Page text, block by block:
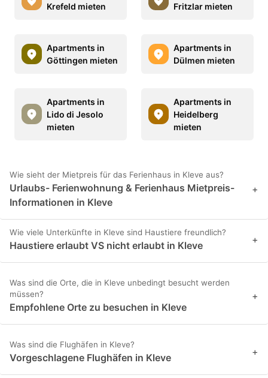
Krefeld mieten
Fritzlar mieten
Apartments in
Göttingen mieten
Apartments in
Dülmen mieten
Apartments in
Lido di Jesolo
mieten
Apartments in
Heidelberg
mieten
Wie sieht der Mietpreis für das Ferienhaus in Kleve aus?
Urlaubs- Ferienwohnung & Ferienhaus Mietpreis-
Informationen in Kleve
+
Wie viele Unterkünfte in Kleve sind Haustiere freundlich?
Haustiere erlaubt VS nicht erlaubt in Kleve +
Was sind die Orte, die in Kleve unbedingt besucht werden
müssen?
Empfohlene Orte zu besuchen in Kleve
+
Was sind die Flughäfen in Kleve?
Vorgeschlagene Flughäfen in Kleve +